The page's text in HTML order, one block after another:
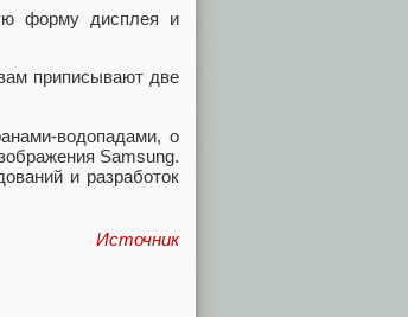
форму дисплея и
приписывают две
водопадами, о
Samsung.
и разработок
Источник